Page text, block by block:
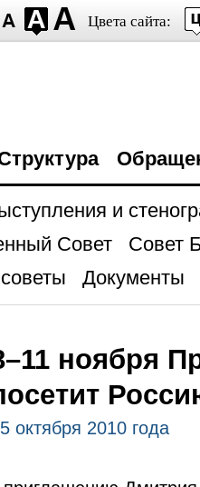
Цвета сайта:
и
Совет
Совет
Документы
ноября
октября 2010 года